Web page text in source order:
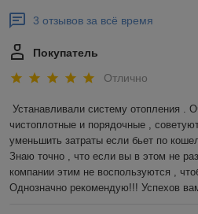
3 отзывов за всё время
Покупатель
Отлично
Устанавливали систему отопления .
чистоплотные и порядочные ,
уменьшить затраты если бьет по
Знаю точно , что если вы в этом не
компании этим не воспользуются ,
Однозначно рекомендую!!! Успехов